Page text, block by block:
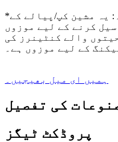
*مصنوعات کی درخواست کا دائرہ: یہ مشین کپ/پیالے کے
کرنے کے لیے موزوں
والے کنٹینرز کی
کے لیے موزوں ہے۔
ہمیں ای میل بھیجیں۔
کی تفصیل
پروڈکٹ ٹیگز